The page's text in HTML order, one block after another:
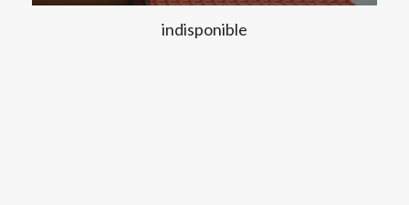
indisponible